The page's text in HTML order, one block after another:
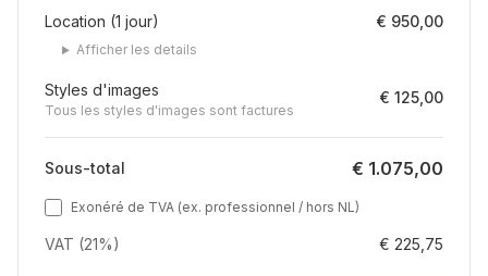
Location (1 jour) € 950,00
Afficher les details
Styles d'images
Tous les styles d'images sont factures
€ 125,00
Sous-total € 1.075,00
Exonéré de TVA (ex. professionnel / hors NL)
VAT (21%) € 225,75